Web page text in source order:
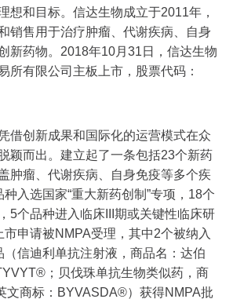
想和目标。信达生物成立于2011年，
销售用于治疗肿瘤、代谢疾病、自身
新药物。2018年10月31日，信达生物
所有限公司主板上市，股票代码：
借创新成果和国际化的运营模式在众
颖而出。建立起了一条包括23个新药
肿瘤、代谢疾病、自身免疫等多个疾
入选国家“重大新药创制”专项，18个
5个品种进入临床III期或关键性临床研
申请被NMPA受理，其中2个被纳入
信迪利单抗注射液，商品名：达伯
；贝伐珠单抗生物类似药，商
文商标：BYVASDA®）获得NMPA批